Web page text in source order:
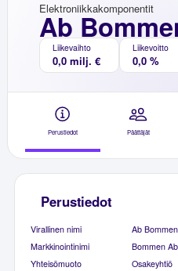
Ab
Elektroniikkakomponentit
Liikevaihto
0,0 milj. €
Liikevoitto
0,0 %
Perustiedot Päättäjät
Perustiedot
Virallinen nimi
Ab
Markkinointinimi
Bommen
Yhteisömuoto
Osakeyhtiö